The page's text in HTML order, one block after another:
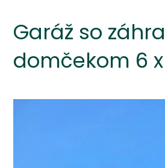
Garáž so
domčekom 6